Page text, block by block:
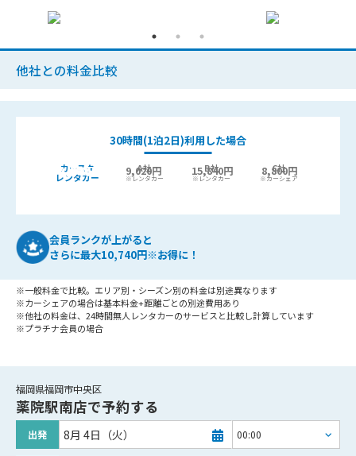
他社との料金比較
30時間(1泊2日)利用した場合
最大9,440円お得!
6,400円 9,020円 15,840円 8,800円
カースタ
レンタカー
A社
※レンタカー
B社
※レンタカー
C社
※カーシェア
会員ランクが上がると
さらに最大10,740円※お得に！
※一般料金で比較。エリア別・シーズン別の料金は別途異なります
※カーシェアの場合は基本料金+距離ごとの別途費用あり
※他社の料金は、24時間無人レンタカーのサービスと比較し計算しています
※プラチナ会員の場合
福岡県福岡市中央区
薬院駅南店で予約する
出発 8月 4日（火）